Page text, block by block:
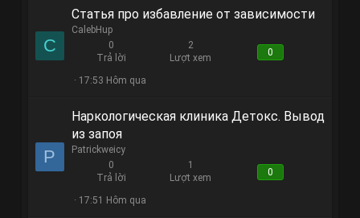
C
Статья про избавление от зависимости
CalebHup
0
Trả lời
2
Lượt xem
0
17:53 Hôm qua
P
Наркологическая клиника Детокс. Вывод
из запоя
Patrickweicy
0
Trả lời
1
Lượt xem
0
17:51 Hôm qua